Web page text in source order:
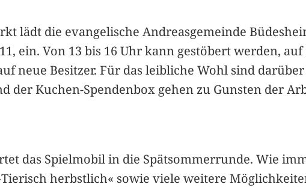
lädt die evangelische Andreasgemeinde
ein. Von 13 bis 16 Uhr kann gestöbert werden,
neue Besitzer. Für das leibliche Wohl sind
der Kuchen-Spendenbox gehen zu Gunsten der
das Spielmobil in die Spätsommerrunde. Wie
herbstlich« sowie viele weitere